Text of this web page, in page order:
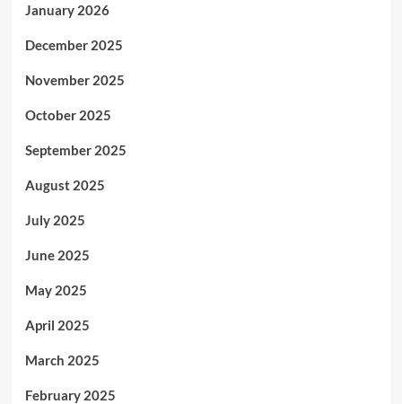
January 2026
December 2025
November 2025
October 2025
September 2025
August 2025
July 2025
June 2025
May 2025
April 2025
March 2025
February 2025